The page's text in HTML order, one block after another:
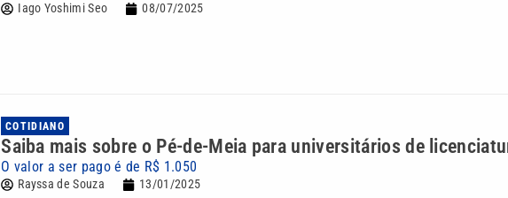
Iago Yoshimi Seo 08/07/2025
COTIDIANO
Saiba mais sobre o Pé-de-Meia para universitários de
O valor a ser pago é de R$ 1.050
Rayssa de Souza 13/01/2025